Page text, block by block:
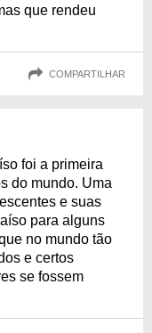
que rendeu
COMPARTILHAR
foi a primeira
do mundo. Uma
e suas
para alguns
no mundo tão
e certos
se fossem